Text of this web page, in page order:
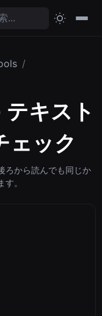
/
キスト
ェック
ろから読んでも同じか
。